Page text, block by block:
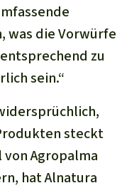
was die Vorwürfe
zu
sein.“
steckt
Agropalma
hat Alnatura